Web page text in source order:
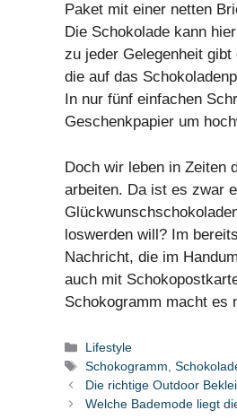
Paket mit einer netten
Die Schokolade kann
zu jeder Gelegenheit gibt
die auf das
In nur fünf einfachen
Geschenkpapier um
Doch wir leben in Zeiten
arbeiten. Da ist es zwar
loswerden will? Im
Nachricht, die im
auch mit
Schokogramm macht es
Kategorien
Lifestyle
Schlagwörter
Schokogramm,
Die richtige Outdoor
Welche Bademode liegt